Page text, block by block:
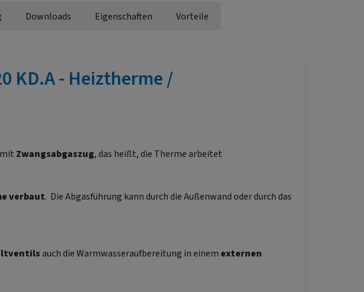
Downloads Eigenschaften Vorteile
KD.A - Heiztherme /
Zwangsabgaszug, das heißt, die Therme arbeitet
verbaut. Die Abgasführung kann durch die Außenwand oder durch das
auch die Warmwasseraufbereitung in einem externen